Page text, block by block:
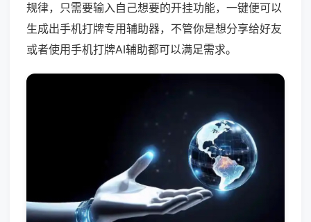
规律，只需要输入自己想要的开挂功能，一键便可以
生成出手机打牌专用辅助器，不管你是想分享给好友
或者使用手机打牌AI辅助都可以满足需求。